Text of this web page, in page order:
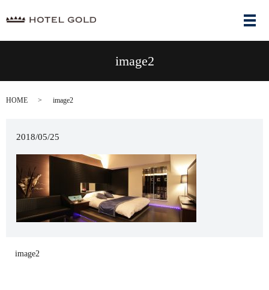
メ
image2
HOME image2
2018/05/25
image2